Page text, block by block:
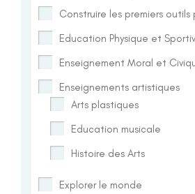
Construire les premiers outils
Education Physique et
Enseignement Moral et
Enseignements artistiques
Arts plastiques
Education musicale
Histoire des Arts
Explorer le monde